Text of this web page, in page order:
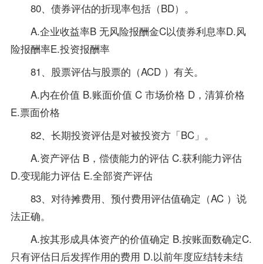
80、债券评估的折现率包括（BD）。
A.企业收益率B 无风险报酬金C以债券利息率D.风
险报酬率E.投资报酬率
81、股票评估与股票的（ACD ）有关。
A.内在价值 B.账面价值 C 市场价格 D，清算价格
E.票面价格
82、长期投资评估是对被投资方「BC」。
A.资产评估 B，偿债能力的评估 C.获利能力评估
D.变现能力评估 E.全部资产评估
83、对待摊费用、预付费用评估值确定（AC ）说
法正确。
A.按其形成具体资产的价值确定 B.按账面数确定C.
只有评估日后发挥作用的费用 D.以前年度应结转未结